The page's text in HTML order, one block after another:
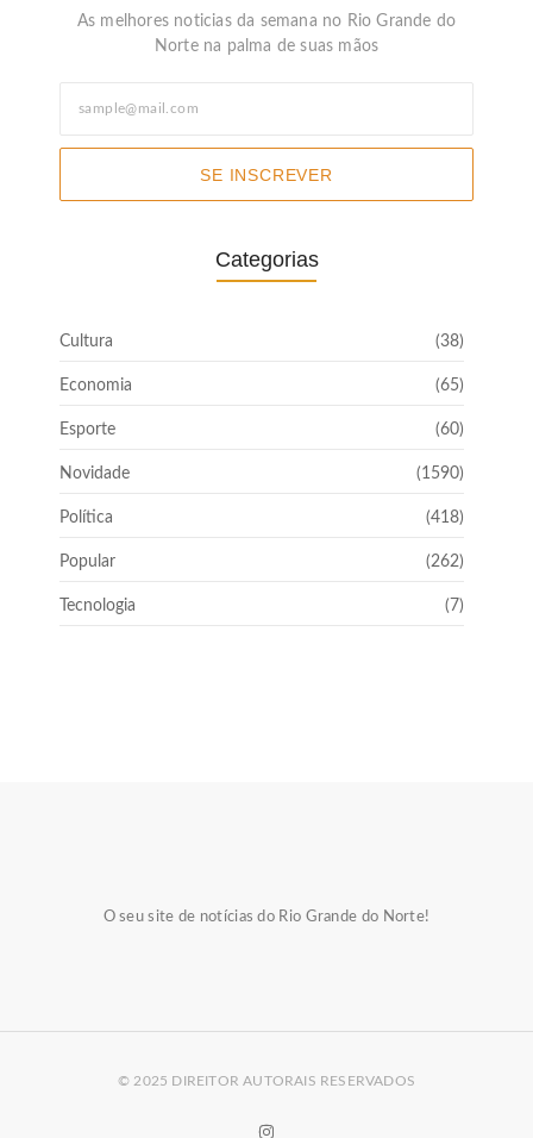
As melhores noticias da semana no Rio Grande do
Norte na palma de suas mãos
SE INSCREVER
Categorias
Cultura (38)
Economia (65)
Esporte (60)
Novidade (1590)
Política (418)
Popular (262)
Tecnologia (7)
O seu site de notícias do Rio Grande do Norte!
© 2025 DIREITOR AUTORAIS RESERVADOS